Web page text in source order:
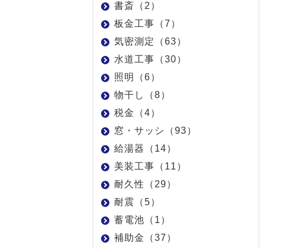
書斎（2）
板金工事（7）
気密測定（63）
水道工事（30）
照明（6）
物干し（8）
税金（4）
窓・サッシ（93）
給湯器（14）
美装工事（11）
耐久性（29）
耐震（5）
蓄電池（1）
補助金（37）